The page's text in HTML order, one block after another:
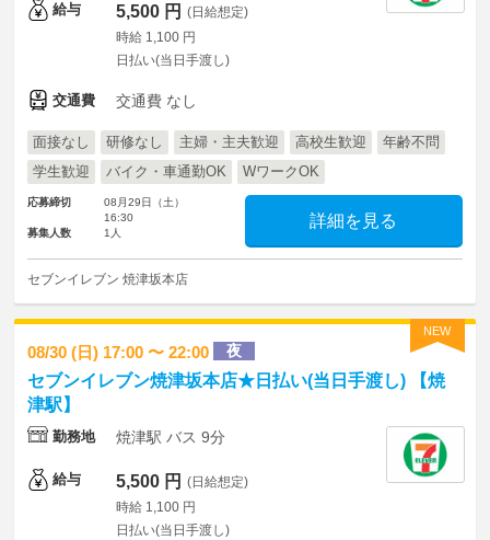
給与 5,500 円 (日給想定)
時給 1,100 円
日払い(当日手渡し)
交通費 交通費 なし
面接なし 研修なし 主婦・主夫歓迎 高校生歓迎
年齢不問
学生歓迎
バイク・車通勤OK WワークOK
応募締切
08月29日（土）
16:30
募集人数
1人
詳細を見る
セブンイレブン 焼津坂本店
NEW
08/30 (日) 17:00 〜 22:00 夜
セブンイレブン焼津坂本店★日払い(当日手渡し) 【焼
津駅】
勤務地 焼津駅 バス 9分
給与 5,500 円 (日給想定)
時給 1,100 円
日払い(当日手渡し)